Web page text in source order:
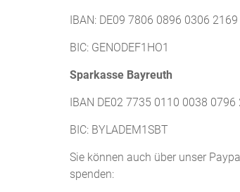
IBAN: DE09 7806 0896 0306 2169
BIC: GENODEF1HO1
Sparkasse Bayreuth
IBAN DE02 7735 0110 0038 0796
BIC: BYLADEM1SBT
Sie können auch über unser
spenden: